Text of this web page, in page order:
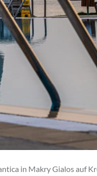
in Makry Gialos auf